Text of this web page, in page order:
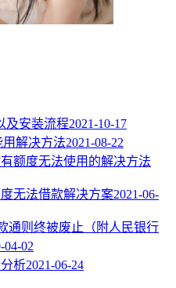
及安装流程2021-10-17
用解决方法2021-08-22
额度无法使用的解决方法
无法借款解决方案2021-06-
通则终被废止（附人民银行
04-02
析2021-06-24